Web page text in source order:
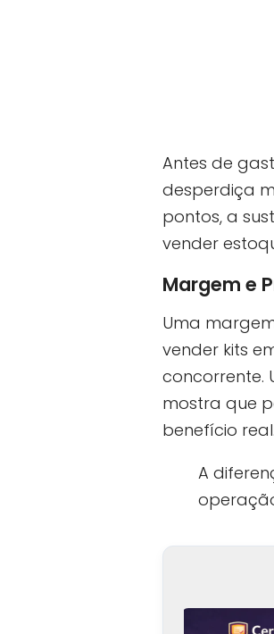
Antes de
desperdiça
pontos, a
vender
Margem e
Uma
vender kits
concorrente.
mostra que
benefício
A